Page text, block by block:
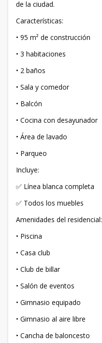
de la ciudad.
Características:
• 95 m² de construcción
• 3 habitaciones
• 2 baños
• Sala y comedor
• Balcón
• Cocina con desayunador
• Área de lavado
• Parqueo
Incluye:
✅ Línea blanca completa
✅ Todos los muebles
Amenidades del residencial:
• Piscina
• Casa club
• Club de billar
• Salón de eventos
• Gimnasio equipado
• Gimnasio al aire libre
• Cancha de baloncesto